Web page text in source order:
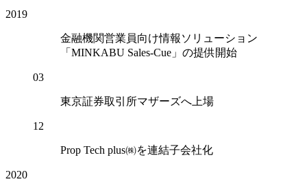
2019
金融機関営業員向け情報ソリューション
「MINKABU Sales-Cue」の提供開始
03
東京証券取引所マザーズへ上場
12
Prop Tech plus㈱を連結子会社化
2020